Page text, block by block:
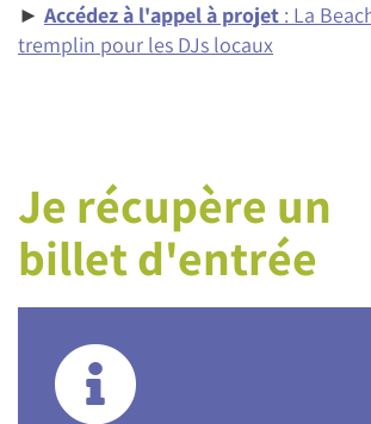
► Accédez à l'appel à projet : La
tremplin pour les DJs locaux
Je récupère un
billet d'entrée